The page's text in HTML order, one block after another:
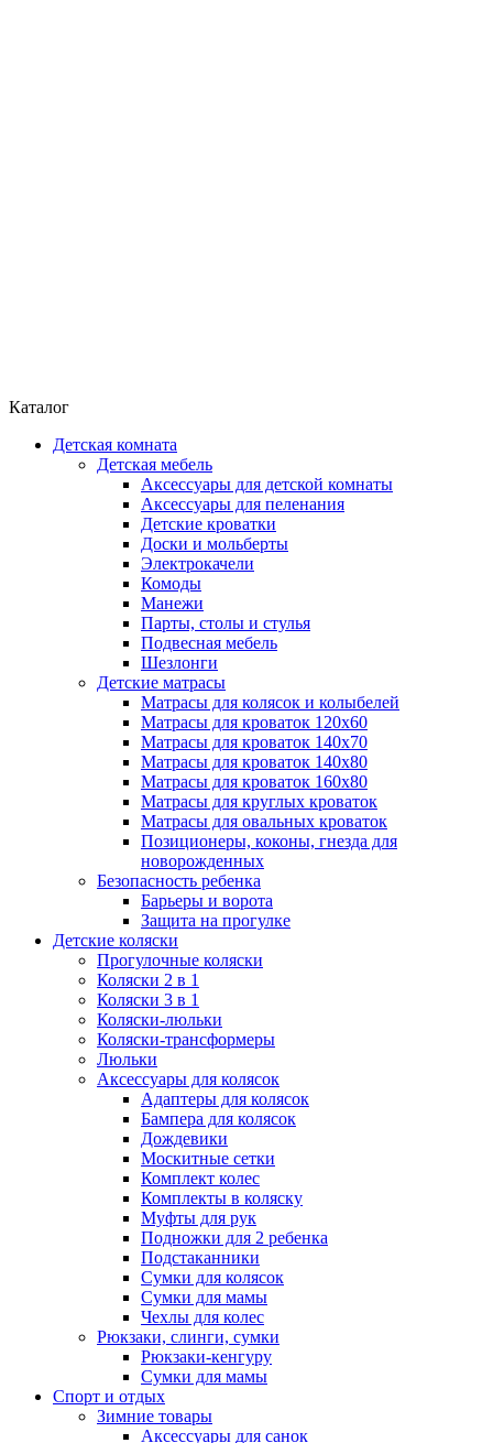
Каталог
Детская комната
Детская мебель
Аксессуары для детской комнаты
Аксессуары для пеленания
Детские кроватки
Доски и мольберты
Электрокачели
Комоды
Манежи
Парты, столы и стулья
Подвесная мебель
Шезлонги
Детские матрасы
Матрасы для колясок и колыбелей
Матрасы для кроваток 120х60
Матрасы для кроваток 140х70
Матрасы для кроваток 140х80
Матрасы для кроваток 160х80
Матрасы для круглых кроваток
Матрасы для овальных кроваток
Позиционеры, коконы, гнезда для
новорожденных
Безопасность ребенка
Барьеры и ворота
Защита на прогулке
Детские коляски
Прогулочные коляски
Коляски 2 в 1
Коляски 3 в 1
Коляски-люльки
Коляски-трансформеры
Люльки
Аксессуары для колясок
Адаптеры для колясок
Бампера для колясок
Дождевики
Москитные сетки
Комплект колес
Комплекты в коляску
Муфты для рук
Подножки для 2 ребенка
Подстаканники
Сумки для колясок
Сумки для мамы
Чехлы для колес
Рюкзаки, слинги, сумки
Рюкзаки-кенгуру
Сумки для мамы
Спорт и отдых
Зимние товары
Аксессуары для санок